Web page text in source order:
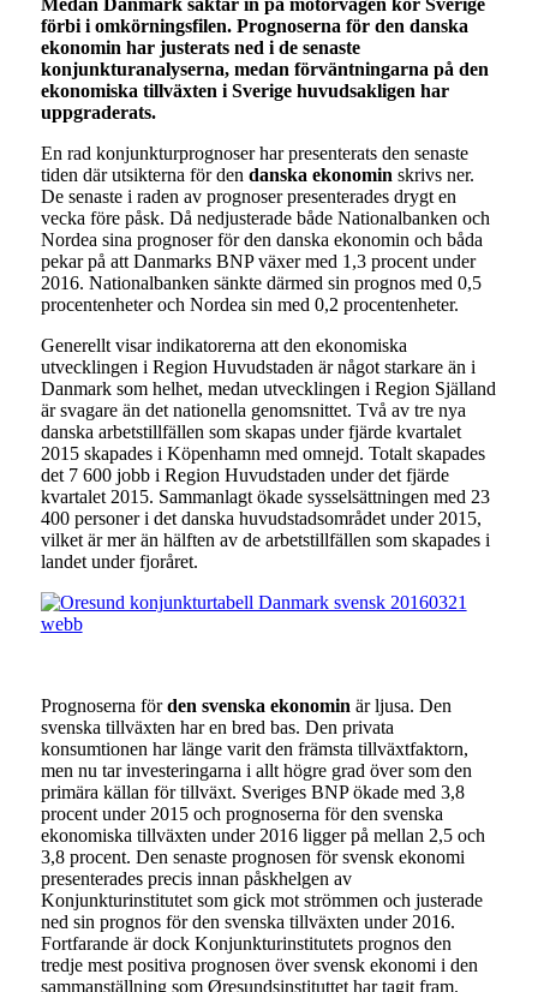
förbi i omkörningsfilen. Prognoserna för den danska
ekonomin har justerats ned i de senaste
konjunkturanalyserna, medan förväntningarna på den
ekonomiska tillväxten i Sverige huvudsakligen har
uppgraderats.
En rad konjunkturprognoser har presenterats den senaste
tiden där utsikterna för den danska ekonomin skrivs ner.
De senaste i raden av prognoser presenterades drygt en
vecka före påsk. Då nedjusterade både Nationalbanken och
Nordea sina prognoser för den danska ekonomin och båda
pekar på att Danmarks BNP växer med 1,3 procent under
2016. Nationalbanken sänkte därmed sin prognos med 0,5
procentenheter och Nordea sin med 0,2 procentenheter.
Generellt visar indikatorerna att den ekonomiska
utvecklingen i Region Huvudstaden är något starkare än i
Danmark som helhet, medan utvecklingen i Region Själland
är svagare än det nationella genomsnittet. Två av tre nya
danska arbetstillfällen som skapas under fjärde kvartalet
2015 skapades i Köpenhamn med omnejd. Totalt skapades
det 7 600 jobb i Region Huvudstaden under det fjärde
kvartalet 2015. Sammanlagt ökade sysselsättningen med 23
400 personer i det danska huvudstadsområdet under 2015,
vilket är mer än hälften av de arbetstillfällen som skapades i
landet under fjoråret.
Prognoserna förden svenska ekonomin är ljusa. Den
svenska tillväxten har en bred bas. Den privata
konsumtionen har länge varit den främsta tillväxtfaktorn,
men nu tar investeringarna i allt högre grad över som den
primära källan för tillväxt. Sveriges BNP ökade med 3,8
procent under 2015 och prognoserna för den svenska
ekonomiska tillväxten under 2016 ligger på mellan 2,5 och
3,8 procent. Den senaste prognosen för svensk ekonomi
presenterades precis innan påskhelgen av
Konjunkturinstitutet som gick mot strömmen och justerade
ned sin prognos för den svenska tillväxten under 2016.
Fortfarande är dock Konjunkturinstitutets prognos den
tredje mest positiva prognosen över svensk ekonomi i den
sammanställning som Øresundsinstituttet har tagit fram.